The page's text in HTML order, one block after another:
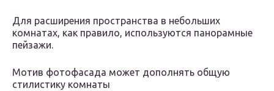
Для расширения пространства в небольших
комнатах, как правило, используются панорамные
пейзажи.
Мотив фотофасада может дополнять общую
стилистику комнаты